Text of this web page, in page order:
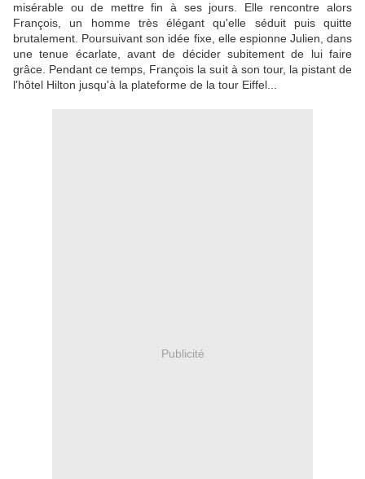
misérable ou de mettre fin à ses jours. Elle rencontre alors
François, un homme très élégant qu'elle séduit puis quitte
brutalement. Poursuivant son idée fixe, elle espionne Julien, dans
une tenue écarlate, avant de décider subitement de lui faire
grâce. Pendant ce temps, François la suit à son tour, la pistant de
l'hôtel Hilton jusqu'à la plateforme de la tour Eiffel...
Publicité